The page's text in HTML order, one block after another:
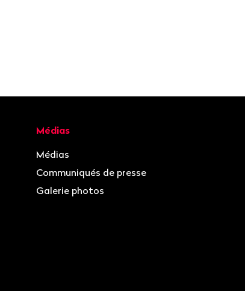
Médias
Médias
Communiqués de presse
Galerie photos